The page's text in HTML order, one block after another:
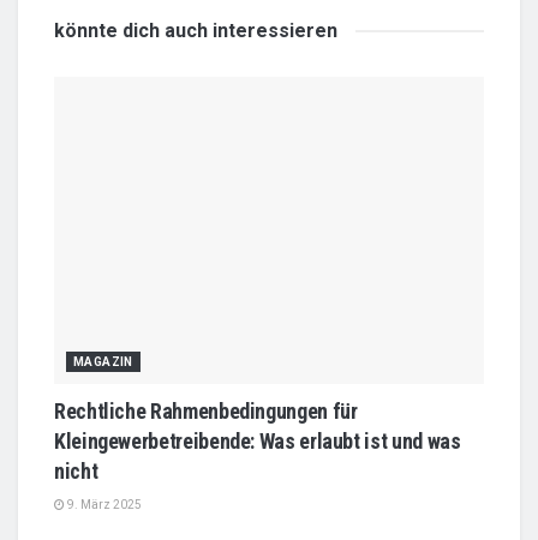
könnte dich auch interessieren
MAGAZIN
Rechtliche Rahmenbedingungen für
Kleingewerbetreibende: Was erlaubt ist und was
nicht
9. März 2025